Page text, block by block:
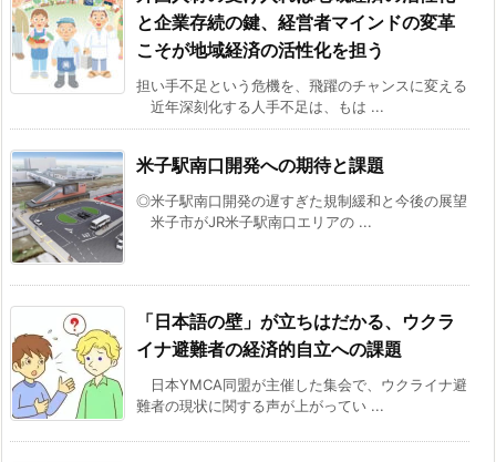
と企業存続の鍵、経営者マインドの変革
こそが地域経済の活性化を担う
担い手不足という危機を、飛躍のチャンスに変える
近年深刻化する人手不足は、もは ...
米子駅南口開発への期待と課題
◎米子駅南口開発の遅すぎた規制緩和と今後の展望
米子市がJR米子駅南口エリアの ...
「日本語の壁」が立ちはだかる、ウクラ
イナ避難者の経済的自立への課題
日本YMCA同盟が主催した集会で、ウクライナ避
難者の現状に関する声が上がってい ...